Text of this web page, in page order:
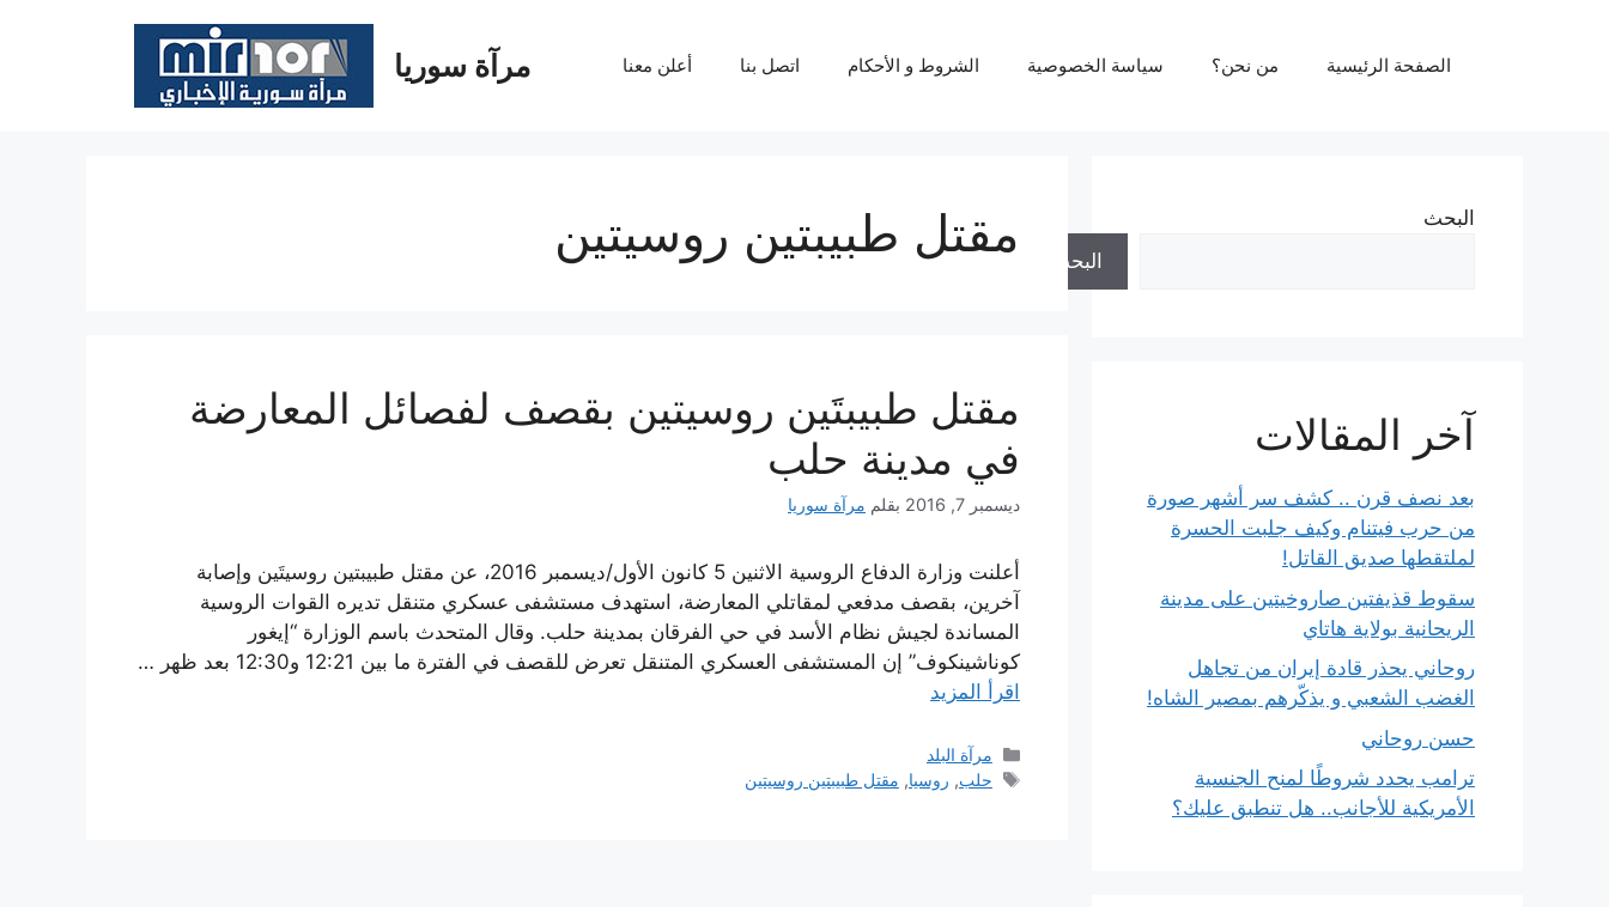
مرآة سوريا الصفحة الرئيسية من نحن؟ سياسة الخصوصية الشروط و الأحكام اتصل بنا أعلن معنا
مقتل طبيبتين روسيتين
مقتل طبيبتَين روسيتين بقصف لفصائل المعارضة
في مدينة حلب
ديسمبر 7, 2016 بقلم مرآة سوريا
أعلنت وزارة الدفاع الروسية الاثنين 5 كانون الأول/ديسمبر 2016، عن مقتل طبيبتين روسيتَين وإصابة
آخرين، بقصف مدفعي لمقاتلي المعارضة، استهدف مستشفى عسكري متنقل تديره القوات الروسية
المساندة لجيش نظام الأسد في حي الفرقان بمدينة حلب. وقال المتحدث باسم الوزارة “إيغور
كوناشينكوف” إن المستشفى العسكري المتنقل تعرض للقصف في الفترة ما بين 12:21 و12:30 بعد ظهر …
اقرأ المزيد
التصنيفات
مرآة البلد
الوسوم
حلب, روسيا, مقتل طبيبتين روسيتين
البحث
البحث
آخر المقالات
بعد نصف قرن .. كشف سر أشهر صورة
من حرب فيتنام وكيف جلبت الحسرة
لملتقطها صديق القاتل!
سقوط قذيفتين صاروخيتين على مدينة
الريحانية بولاية هاتاي
روحاني يحذر قادة إيران من تجاهل
الغضب الشعبي و يذكّرهم بمصير الشاه!
حسن روحاني
ترامب يحدد شروطًا لمنح الجنسية
الأمريكية للأجانب.. هل تنطبق عليك؟